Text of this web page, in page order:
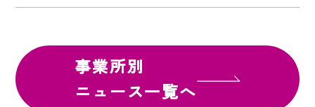
事業所別
ニュース一覧へ